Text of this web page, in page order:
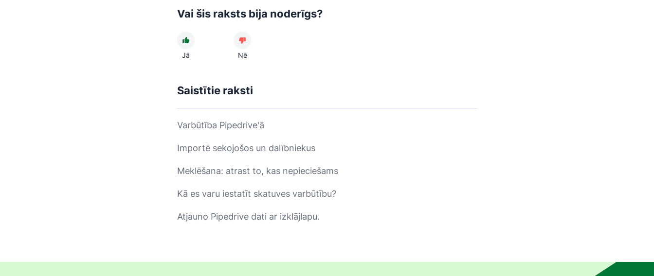
Vai šis raksts bija noderīgs?
Jā Nē
Saistītie raksti
Varbūtība Pipedrive'ā
Importē sekojošos un dalībniekus
Meklēšana: atrast to, kas nepieciešams
Kā es varu iestatīt skatuves varbūtību?
Atjauno Pipedrive dati ar izklājlapu.